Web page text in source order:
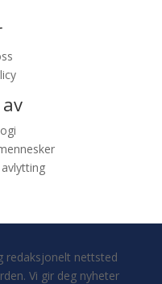
redaksjonelt nettsted
Vi gir deg nyheter